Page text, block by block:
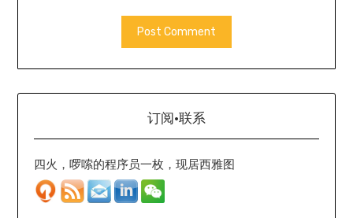
订阅·联系
四火，啰嗦的程序员一枚，现居西雅图